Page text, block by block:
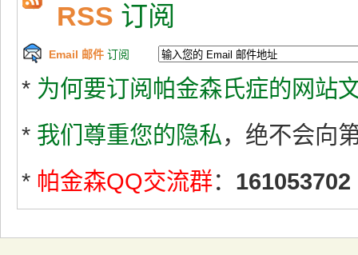
RSS 订阅
Email 邮件 订阅
* 为何要订阅帕金森氏症的网站
* 我们尊重您的隐私，绝不会向
* 帕金森QQ交流群： 161053702